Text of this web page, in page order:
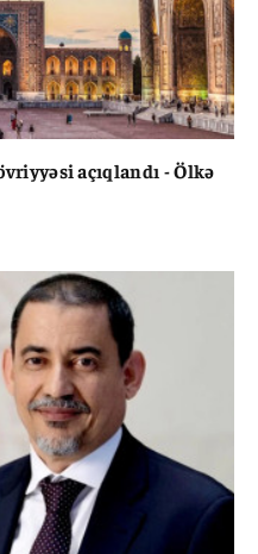
açıqlandı - Ölkə